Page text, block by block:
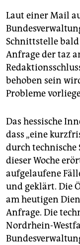
Laut einer Mail
Schnittstelle
Anfrage der taz
behoben sein
Probleme
Das hessische
dass „eine
durch
dieser Woche
aufgelaufene
und geklärt. Die
am heutigen
Anfrage. Die
Nordrhein-